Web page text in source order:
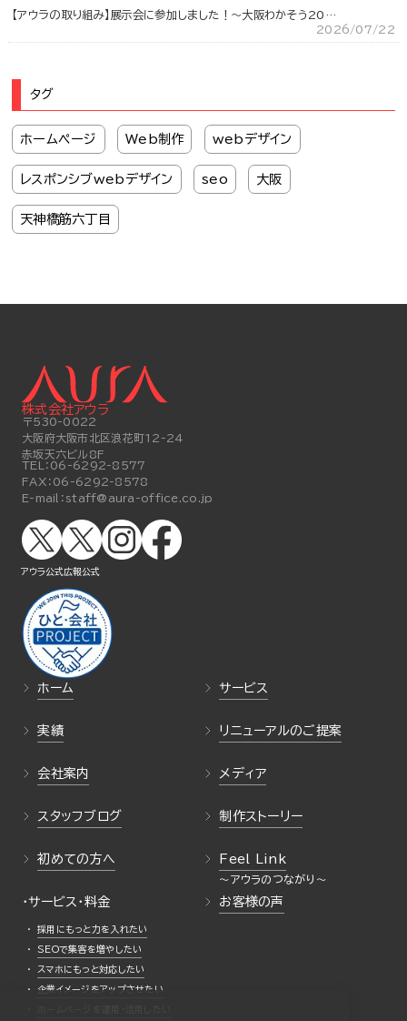
【アウラの取り組み】展示会に参加しました！～大阪わかそう20…
2026/07/22
タグ
ホームページ Web制作 webデザイン
レスポンシブwebデザイン seo 大阪
天神橋筋六丁目
ホーム サービス
実績 リニューアルのご提案
会社案内 メディア
スタッフブログ 制作ストーリー
初めての方へ Feel Link
・サービス・料金
採用にもっと力を入れたい
SEOで集客を増やしたい
スマホにもっと対応したい
企業イメージをアップさせたい
お客様の声
株式会社アウラ
〒530-0022
大阪府大阪市北区浪花町12-24
赤坂天六ビル8F
TEL： 06-6292-8577
FAX： 06-6292-8578
E-mail： staff@aura-office.co.jp
アウラ公式 広報公式